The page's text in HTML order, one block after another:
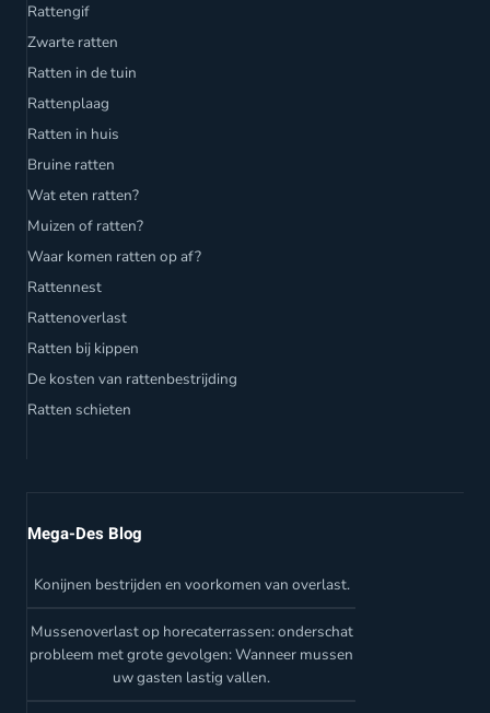
Rattengif
Zwarte ratten
Ratten in de tuin
Rattenplaag
Ratten in huis
Bruine ratten
Wat eten ratten?
Muizen of ratten?
Waar komen ratten op af?
Rattennest
Rattenoverlast
Ratten bij kippen
De kosten van rattenbestrijding
Ratten schieten
Mega-Des Blog
Konijnen bestrijden en voorkomen van overlast.
Mussenoverlast op horecaterrassen: onderschat
probleem met grote gevolgen: Wanneer mussen
uw gasten lastig vallen.